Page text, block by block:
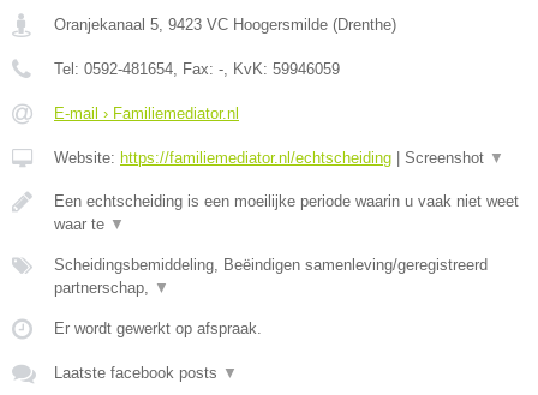
Oranjekanaal 5, 9423 VC Hoogersmilde (Drenthe)
Tel: 0592-481654, Fax: -, KvK: 59946059
E-mail › Familiemediator.nl
Website: https://familiemediator.nl/echtscheiding Screenshot ▼
Een echtscheiding is een moeilijke periode waarin u vaak niet weet
waar te ▼
Scheidingsbemiddeling, Beëindigen samenleving/geregistreerd
partnerschap, ▼
Er wordt gewerkt op afspraak.
Laatste facebook posts ▼